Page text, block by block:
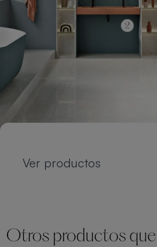
Ver productos
Otros productos